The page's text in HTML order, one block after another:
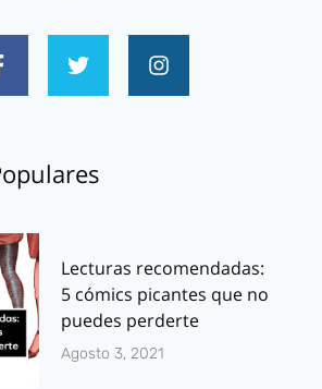
Lecturas recomendadas:
5 cómics picantes que no
puedes perderte
Agosto 3, 2021